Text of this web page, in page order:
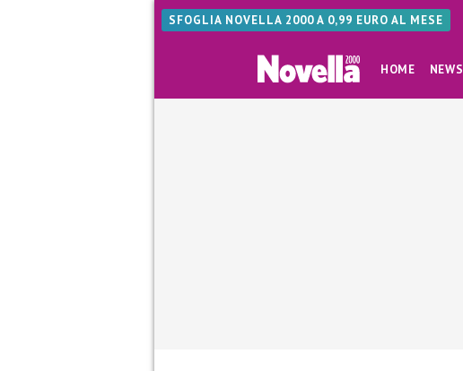
SFOGLIA NOVELLA 2000 A 0,99 EURO AL MESE
HOME NEWS